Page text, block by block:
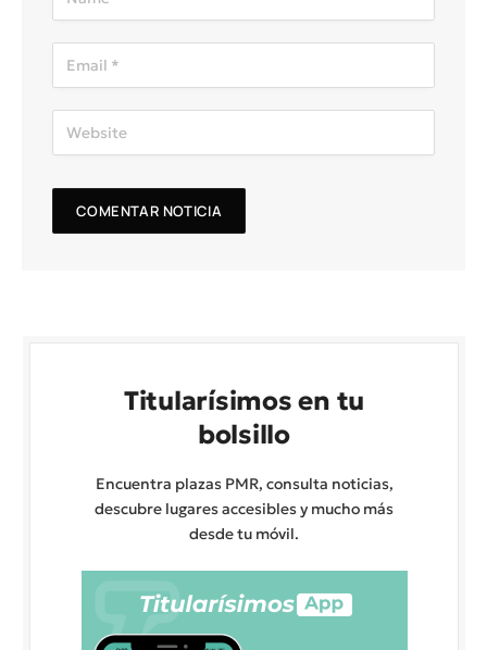
Titularísimos en tu
bolsillo
Encuentra plazas PMR, consulta noticias,
descubre lugares accesibles y mucho más
desde tu móvil.